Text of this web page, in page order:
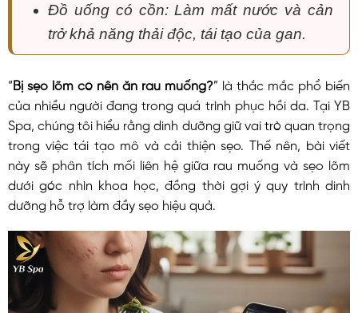
Đồ uống có cồn: Làm mất nước và cản
trở khả năng thải độc, tái tạo của gan.
“Bị sẹo lõm có nên ăn rau muống?” là thắc mắc phổ biến
của nhiều người đang trong quá trình phục hồi da. Tại YB
Spa, chúng tôi hiểu rằng dinh dưỡng giữ vai trò quan trọng
trong việc tái tạo mô và cải thiện sẹo. Thế nên, bài viết
này sẽ phân tích mối liên hệ giữa rau muống và sẹo lõm
dưới góc nhìn khoa học, đồng thời gợi ý quy trình dinh
dưỡng hỗ trợ làm đầy sẹo hiệu quả.